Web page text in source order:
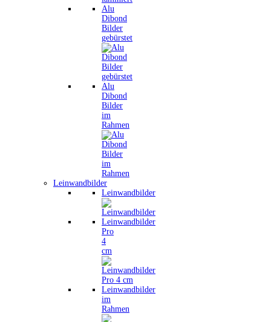
Alu
Dibond
Bilder
gebürstet
Alu
Dibond
Bilder
im
Rahmen
Leinwandbilder
Leinwandbilder
Leinwandbilder
Pro
4
cm
Leinwandbilder
im
Rahmen